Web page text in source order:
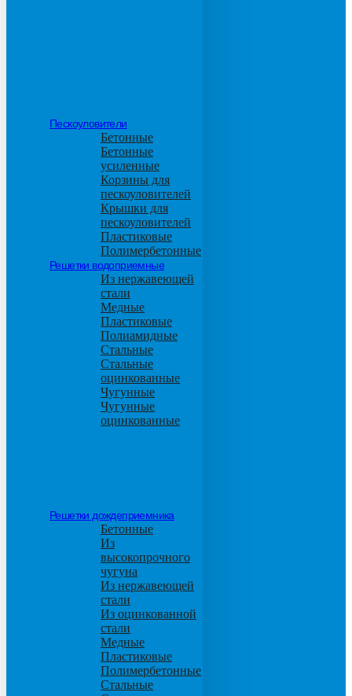
Пескоуловители
Бетонные
Бетонные
усиленные
Корзины для
пескоуловителей
Крышки для
пескоуловителей
Пластиковые
Полимербетонные
Решетки водоприемные
Из нержавеющей
стали
Медные
Пластиковые
Полиамидные
Стальные
Стальные
оцинкованные
Чугунные
Чугунные
оцинкованные
Решетки дождеприемника
Бетонные
Из
высокопрочного
чугуна
Из нержавеющей
стали
Из оцинкованной
стали
Медные
Пластиковые
Полимербетонные
Стальные